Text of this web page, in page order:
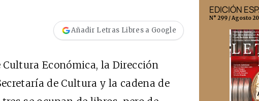
Añadir Letras Libres a Google
Económica, la Dirección
de Cultura y la cadena de
EDICIÓN
N° 299 / Agosto